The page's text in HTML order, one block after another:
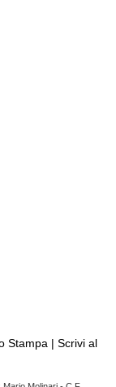
Stampa |Scrivi al